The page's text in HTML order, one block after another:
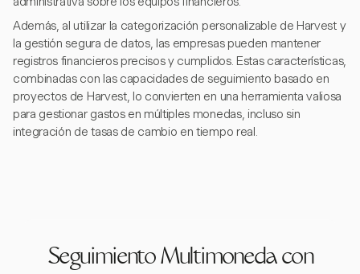
Además, al utilizar la categorización personalizable de Harvest y
la gestión segura de datos, las empresas pueden mantener
registros financieros precisos y cumplidos. Estas características,
combinadas con las capacidades de seguimiento basado en
proyectos de Harvest, lo convierten en una herramienta valiosa
para gestionar gastos en múltiples monedas, incluso sin
integración de tasas de cambio en tiempo real.
Seguimiento Multimoneda con